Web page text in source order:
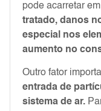
pode acarretar em
tratado, danos
especial nos
aumento no
Outro fator
entrada de
sistema de ar.